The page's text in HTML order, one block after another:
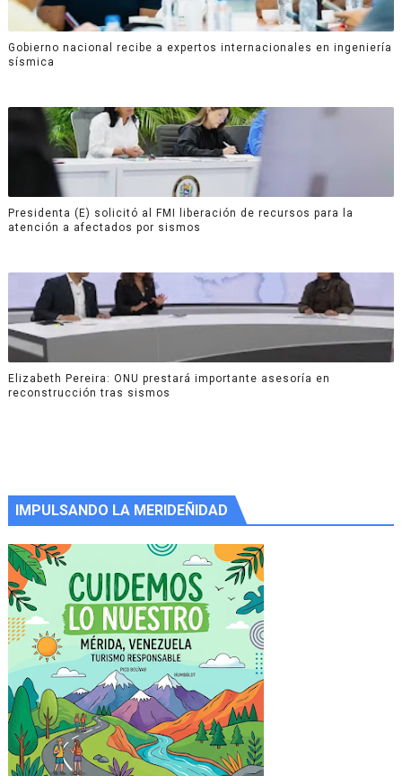
Gobierno nacional recibe a expertos internacionales en ingeniería
sísmica
Presidenta (E) solicitó al FMI liberación de recursos para la
atención a afectados por sismos
Elizabeth Pereira: ONU prestará importante asesoría en
reconstrucción tras sismos
IMPULSANDO LA MERIDEÑIDAD